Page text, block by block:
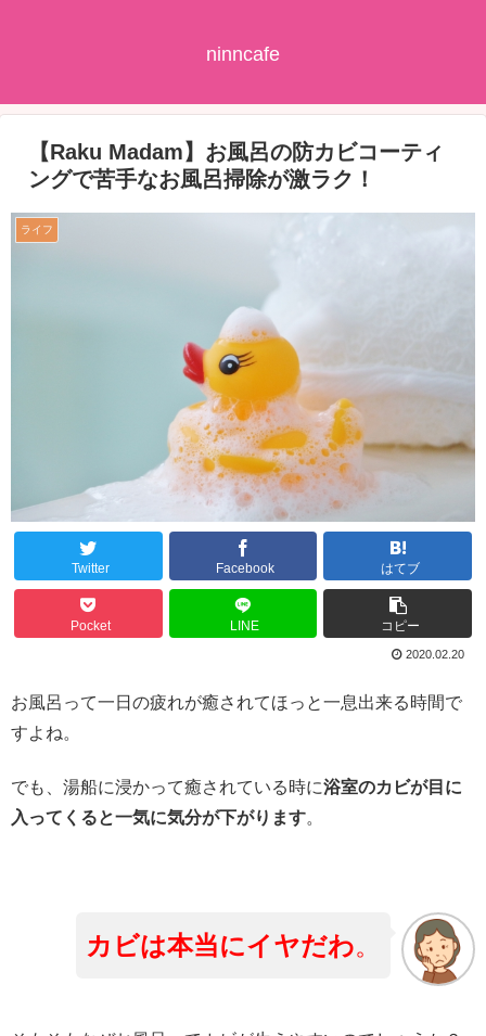
ninncafe
【Raku Madam】お風呂の防カビコーティ
ングで苦手なお風呂掃除が激ラク！
ライフ
Twitter Facebook はてブ
Pocket LINE コピー
2020.02.20
お風呂って一日の疲れが癒されてほっと一息出来る時間で
すよね。
でも、湯船に浸かって癒されている時に浴室のカビが目に
入ってくると一気に気分が下がります。
カビは本当にイヤだわ。